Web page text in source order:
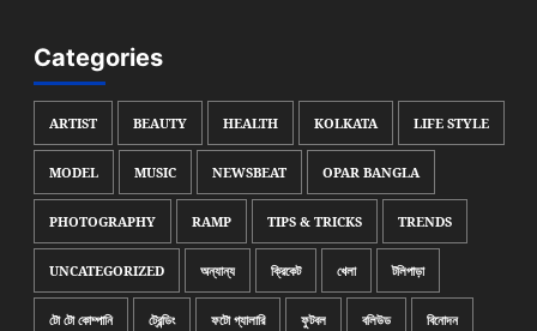
Categories
ARTIST BEAUTY HEALTH KOLKATA LIFE STYLE
MODEL MUSIC NEWSBEAT OPAR BANGLA
PHOTOGRAPHY RAMP TIPS & TRICKS TRENDS
UNCATEGORIZED অন্যান্য ক্রিকেট খেলা টলিপাড়া
টো টো কোম্পানি ট্রেন্ডিং ফটো গ্যালারি ফুটবল বলিউড বিনোদন